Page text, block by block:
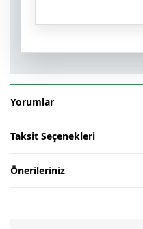
Yorumlar
Taksit Seçenekleri
Önerileriniz